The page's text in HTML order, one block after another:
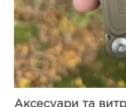
Аксесуари та